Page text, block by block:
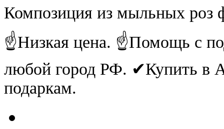
Композиция из мыльных
☝Низкая цена. ☝Помощь с
любой город РФ. ✔Купить
подаркам.